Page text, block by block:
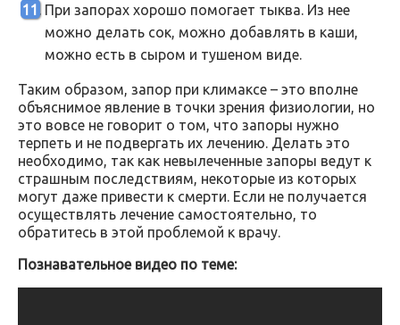
При запорах хорошо помогает тыква. Из нее
можно делать сок, можно добавлять в каши,
можно есть в сыром и тушеном виде.
Таким образом, запор при климаксе – это вполне
объяснимое явление в точки зрения физиологии, но
это вовсе не говорит о том, что запоры нужно
терпеть и не подвергать их лечению. Делать это
необходимо, так как невылеченные запоры ведут к
страшным последствиям, некоторые из которых
могут даже привести к смерти. Если не получается
осуществлять лечение самостоятельно, то
обратитесь в этой проблемой к врачу.
Познавательное видео по теме: